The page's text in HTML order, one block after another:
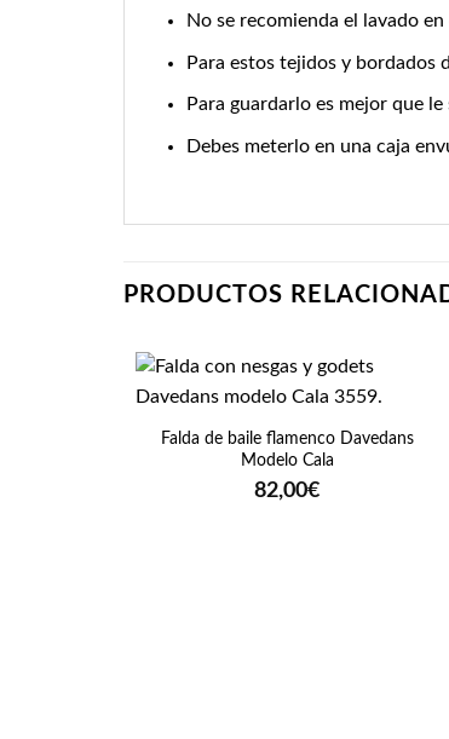
No se recomienda el lavado en
Para estos tejidos y bordados
Para guardarlo es mejor que
Debes meterlo en una caja
PRODUCTOS
Falda de baile flamenco Davedans
Modelo Cala
82,00€